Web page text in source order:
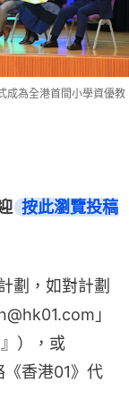
成為全港首間小學資優教
按此瀏覽投稿
劃，如對計劃
」
），或
《香港01》代